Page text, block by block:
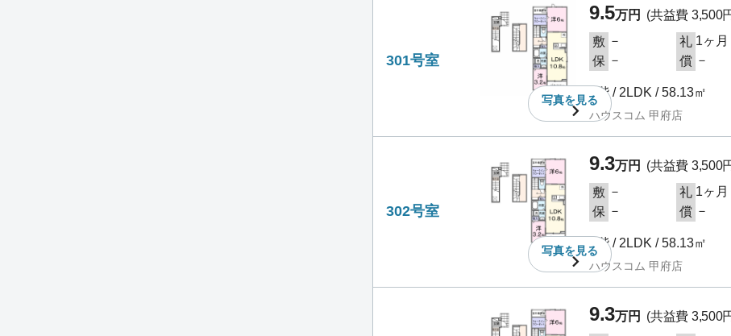
301号室
写真を見る
9.5万円
(共益費 3,500
敷 － 礼 1ヶ月
保 － 償 －
3階 / 2LDK / 58.13㎡
ハウスコム 甲府店
302号室
写真を見る
9.3万円
(共益費 3,500
敷 － 礼 1ヶ月
保 － 償 －
3階 / 2LDK / 58.13㎡
ハウスコム 甲府店
9.3万円
(共益費 3,500